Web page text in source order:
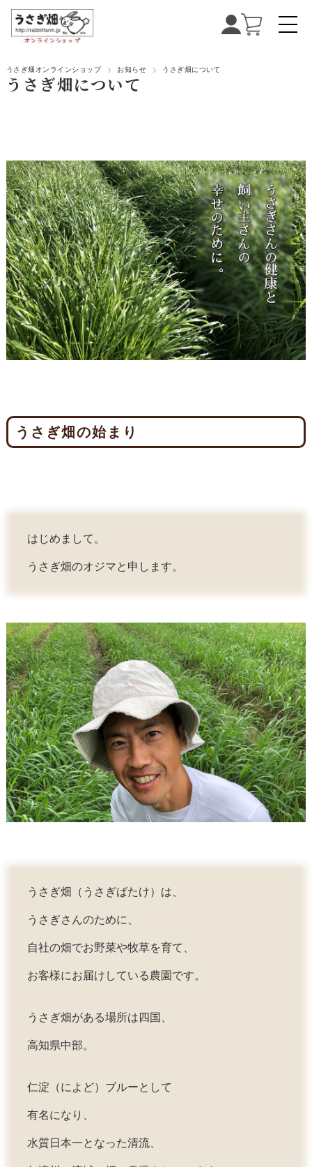
うさぎ畑オンラインショップ お知らせ うさぎ畑について
うさぎ畑について
うさぎ畑の始まり
はじめまして。
うさぎ畑のオジマと申します。
うさぎ畑（うさぎばたけ）は、
うさぎさんのために、
自社の畑でお野菜や牧草を育て、
お客様にお届けしている農園です。
うさぎ畑がある場所は四国、
高知県中部。
仁淀（によど）ブルーとして
有名になり、
水質日本一となった清流、